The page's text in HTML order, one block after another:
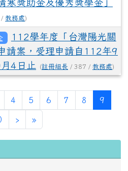
寒獎助金及優秀獎學金」
/ 教務處)
112學年度「台灣陽光關
請案，受理申請自112年9
4日止
(註冊組長 / 387 / 教務處)
4 5 6 7 8 9
›下一頁
»最後頁